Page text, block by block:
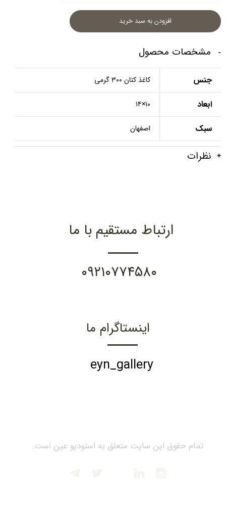
افزودن به سبد خرید
مشخصات محصول
جنس کاغذ کتان ۳۰۰ گرمی
ابعاد ۱۰×۱۴
سبک اصفهان
نظرات
تمام حقوق این سایت متعلق به استودیو عین است.
ارتباط مستقیم با ما
۰۹۲۱۰۷۷۴۵۸۰
اینستاگرام ما
eyn_gallery